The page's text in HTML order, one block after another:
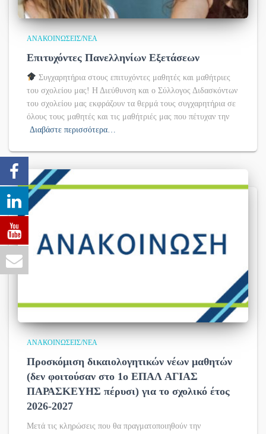
ΑΝΑΚΟΙΝΏΣΕΙΣ/ΝΈΑ
Επιτυχόντες Πανελληνίων Εξετάσεων
Συγχαρητήρια στους επιτυχόντες μαθητές και μαθήτριες
του σχολείου μας! Η Διεύθυνση και ο Σύλλογος Διδασκόντων
του σχολείου μας εκφράζουν τα θερμά τους συγχαρητήρια σε
όλους τους μαθητές και τις μαθήτριές μας που πέτυχαν την
Διαβάστε περισσότερα…
ΑΝΑΚΟΙΝΏΣΕΙΣ/ΝΈΑ
Προσκόμιση δικαιολογητικών νέων μαθητών
(δεν φοιτούσαν στο 1ο ΕΠΑΛ ΑΓΙΑΣ
ΠΑΡΑΣΚΕΥΗΣ πέρυσι) για το σχολικό έτος
2026-2027
Μετά τις κληρώσεις που θα πραγματοποιηθούν την